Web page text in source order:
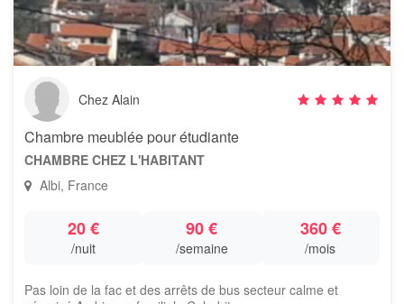
Chez Alain
Chambre meublée pour étudiante
CHAMBRE CHEZ L'HABITANT
Albi, France
20 €
/nuit
90 €
/semaine
360 €
/mois
Pas loin de la fac et des arrêts de bus secteur calme et